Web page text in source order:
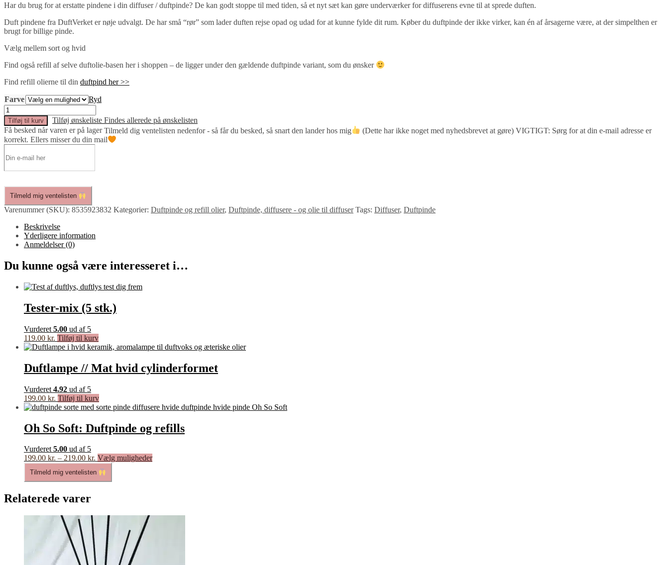
Har du brug for at erstatte pindene i din diffuser / duftpinde? De kan godt stoppe til med tiden, så et nyt sæt kan gøre underværker for diffuserens evne til at sprede duften.
Duft pindene fra DuftVerket er nøje udvalgt. De har små “rør” som lader duften rejse opad og udad for at kunne fylde dit rum. Køber du duftpinde der ikke virker, kan én af årsagerne være, at der simpelthen er
brugt for billige pinde.
Vælg mellem sort og hvid
Find også refill af selve duftolie-basen her i shoppen – de ligger under den gældende duftpinde variant, som du ønsker
Find refill olierne til din duftpind her >>
Farve
Ryd
Pinde
til
diffuser
(reeds
-
7
stk.)
antal
Tilføj til kurv Tilføj ønskeliste Findes allerede på ønskelisten
Få besked når varen er på lagerTilmeld dig ventelisten nedenfor - så får du besked, så snart den lander hos mig
(Dette har ikke noget med nyhedsbrevet at gøre) VIGTIGT: Sørg for at din e-mail adresse er
korrekt. Ellers misser du din mail
Tilmeld mig ventelisten
Varenummer (SKU): 8535923832 Kategorier: Duftpinde og refill olier, Duftpinde, diffusere - og olie til diffuser Tags: Diffuser, Duftpinde
Beskrivelse
Yderligere information
Anmeldelser (0)
Du kunne også være interesseret i…
Tester-mix (5 stk.)
Vurderet 5.00 ud af 5
119.00 kr. Tilføj til kurv
Duftlampe // Mat hvid cylinderformet
Vurderet 4.92 ud af 5
199.00 kr. Tilføj til kurv
Oh So Soft: Duftpinde og refills
Vurderet5.00 ud af 5
199.00 kr. – 219.00 kr. Prisinterval:
199.00 kr.
til
219.00 kr.
Vælg mulighederDette
Tilmeld mig ventelisten
Relaterede varer